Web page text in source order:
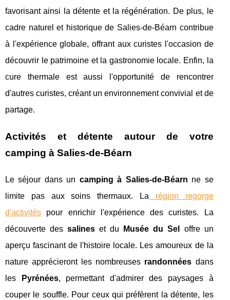
favorisant ainsi la détente et la régénération. De plus, le
cadre naturel et historique de Salies-de-Béarn contribue
à l'expérience globale, offrant aux curistes l'occasion de
découvrir le patrimoine et la gastronomie locale. Enfin, la
cure thermale est aussi l'opportunité de rencontrer
d'autres curistes, créant un environnement convivial et de
partage.
Activités et détente autour de votre
camping à Salies-de-Béarn
Le séjour dans un camping à Salies-de-Béarn ne se
limite pas aux soins thermaux. La région regorge
d'activités pour enrichir l'expérience des curistes. La
découverte dessalines et du Musée du Sel
offre un
aperçu fascinant de l'histoire locale. Les amoureux de la
nature apprécieront les nombreuses randonnées dans
les
Pyrénées, permettant d'admirer des paysages à
couper le souffle. Pour ceux qui préfèrent la détente, les